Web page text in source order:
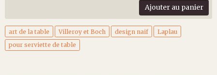
Ajouter au panier
art de la table Villeroy et Boch design naif
Laplau
pour serviette de table